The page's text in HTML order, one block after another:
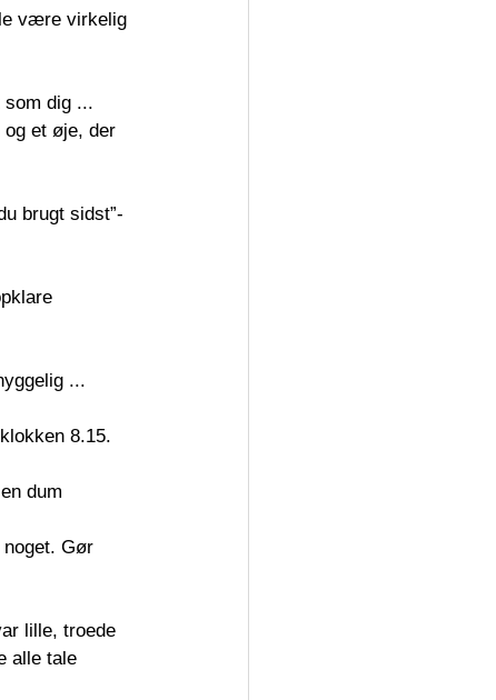
være virkelig
dig ...
og et øje, der
brugt sidst”-
...
8.15.
dum
Gør
lille, troede
alle tale